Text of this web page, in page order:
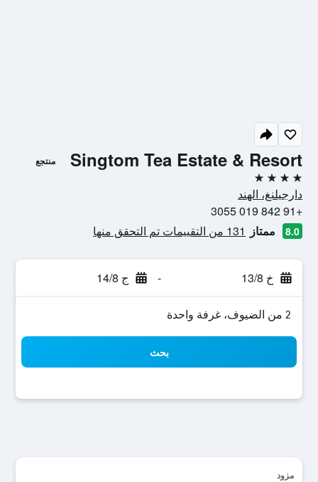
Singtom Tea Estate & Resort منتجع
4 نجوم
دارجيلنغ، الهند
+91 842 019 3055
8.0 ممتاز 131 من التقييمات تم التحقق منها
خ 13/8 - ج 14/8
2 من الضيوف، غرفة واحدة
بحث
مزود